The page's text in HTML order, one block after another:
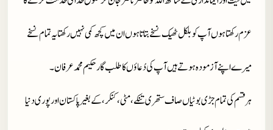
عزم رکھتا ہوں آپ کو بلکل ٹھیک نسخے بتاتا ہوں ان میں کچھ کمی نہیں رکھتا یہ تمام نسخے
میرے اپنے آزمودہ ہوتے ہیں آپ کی دُعاؤں کا طلب گار حکیم محمد عرفان۔
ہر قسم کی تمام جڑی بوٹیاں صاف ستھری تنکے، مٹی، کنکر، کے بغیر پاکستان اور پوری دنیا